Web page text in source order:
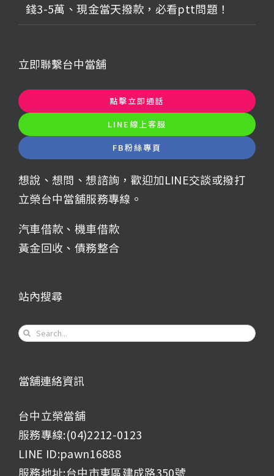
錢3-5萬、現金當天撥款，必看ptt問題！
立即聯繫台中當舖
點擊立即通話
LINE線上客服
FB粉絲專頁
想說、想問、想諮詢，歡迎加LINE交談或撥打
立榮台中當舖服務專線。
汽車借款 、 機車借款
黃金回收 、 債務整合
站內搜尋
Search
當舖連絡資訊
台中立榮當舖
服務專線:(04)2212-0123
LINE ID:pawn16888
服務地址:台中市東區建成路350號